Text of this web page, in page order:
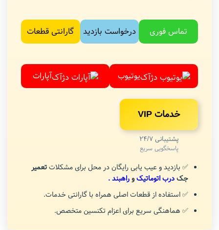
تماس فوری درخواست بازدید گارانتی قطعات
یوتیوب آپارات
خدمات VIP
پشتیبانی 24/7
پاسخگویی سریع
✅ بازدید و عیب یابی رایگان در محل برای مشکلاتتعمیر
جکدرب اتوماتیکوراهبند.
✅ استفاده از قطعات اصلی همراه با گارانتی خدمات.
✅ هماهنگی سریع برای اعزام تکنسین متخصص.